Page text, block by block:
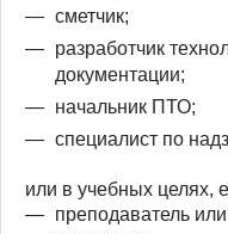
сметчик;
разработчик
документации;
начальник ПТО;
специалист по
или в учебных целях,
преподаватель